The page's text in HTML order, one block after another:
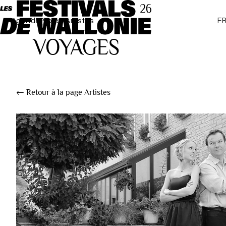
AgendaProjetsArtistes
← Retour à la page Artistes